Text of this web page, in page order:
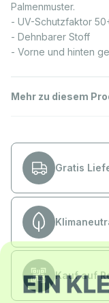
Palmenmuster.
- UV-Schutzfaktor
- Dehnbarer Stoff
- Vorne und hinten
Mehr zu diesem
Gratis
Kauf auf